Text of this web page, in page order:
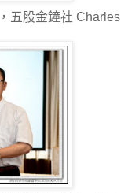
五股金鐘社 Charles